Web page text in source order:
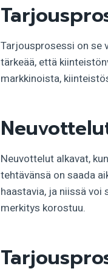
Tarjousprosessi on se
tärkeää, että
markkinoista,
Neuvottelut alkavat,
tehtävänsä on saada
haastavia, ja niissä voi
merkitys korostuu.